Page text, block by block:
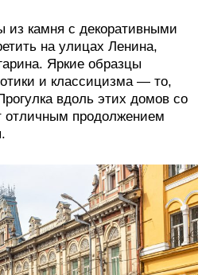
из камня с декоративными
на улицах Ленина,
Яркие образцы
и классицизма — то,
вдоль этих домов со
отличным продолжением